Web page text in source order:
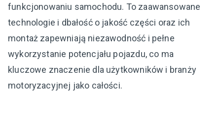
funkcjonowaniu samochodu. To zaawansowane
technologie i dbałość o jakość części oraz ich
montaż zapewniają niezawodność i pełne
wykorzystanie potencjału pojazdu, co ma
kluczowe znaczenie dla użytkowników i branży
motoryzacyjnej jako całości.